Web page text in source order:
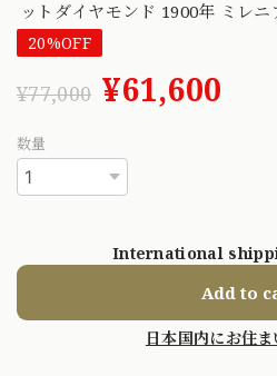
ットダイヤモンド 1900年 ミレニ
20%OFF
¥77,000 ¥61,600
数量
International
Add to
日本国内にお住